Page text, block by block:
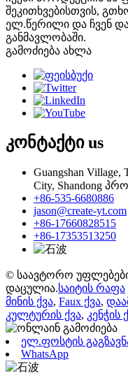
შეკითხვებისთვის,
ელ.წერილი და ჩვენ
განმავლობაში.
გამოძიება ახლა
კონტაქტიus
Guangshan Village,
City, Shandong
+86-535-6680886
jason@create-yt.com
+86-17660828515
+86-17353513250
© საავტორო
დაცულია.საიტის რაფა
მინის ქვა, Faux ქვა,
კულტურის ქვა, კენჭის
ელ.ფოსტის
WhatsApp